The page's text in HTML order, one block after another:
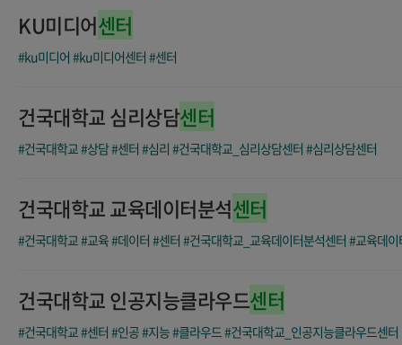
KU미디어센터
#ku미디어 #ku미디어센터 #센터
건국대학교 심리상담센터
#건국대학교#상담#센터 #심리 #건국대학교_심리상담센터 #심리상담센터
건국대학교 교육데이터분석센터
#건국대학교#교육#데이터 #센터 #건국대학교_교육데이터분석센터 #교육데
건국대학교 인공지능클라우드센터
#건국대학교#센터 #인공#지능#클라우드#건국대학교_인공지능클라우드센터